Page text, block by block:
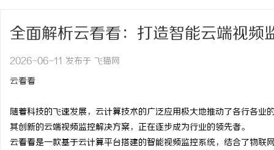
全面解析云看看：打造智能云端视频
2026-06-11 发布于 飞猫网
云看看
随着科技的飞速发展，云计算技术的广泛应用极大地推动了各行各
其创新的云端视频监控解决方案，正在逐步成为行业的领先者。
云看看是一款基于云计算平台搭建的智能视频监控系统，结合了物